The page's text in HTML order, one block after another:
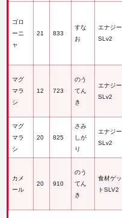
ゴロ
ーニ
ャ
21 833
すな
お
エナジー
SLv2
マグ
マラ
シ
12 723
のう
てん
き
エナジー
SLv2
マグ
マラ
シ
20 825
さみ
しが
り
エナジー
SLv2
カメ
ール
20 910
のう
てん
き
食材ゲッ
トSLV2